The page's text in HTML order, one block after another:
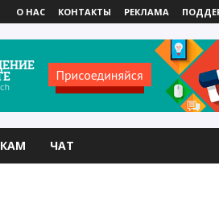
О НАС КОНТАКТЫ РЕКЛАМА
ЧАТ